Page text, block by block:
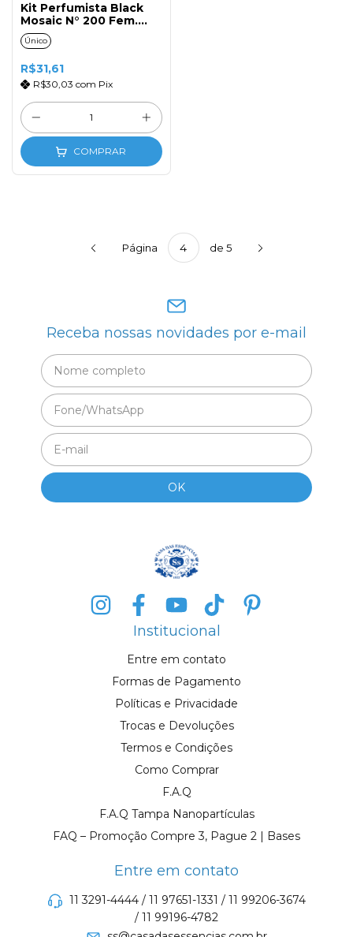
Kit Perfumista Black
Mosaic N° 200 Fem.
50ml
Único
R$31,61
R$30,03 com Pix
COMPRAR
Página de 5
Receba nossas novidades por e-mail
Institucional
Entre em contato
Formas de Pagamento
Políticas e Privacidade
Trocas e Devoluções
Termos e Condições
Como Comprar
F.A.Q
F.A.Q Tampa Nanopartículas
FAQ – Promoção Compre 3, Pague 2 | Bases
Entre em contato
11 3291-4444 / 11 97651-1331 / 11 99206-3674
/ 11 99196-4782